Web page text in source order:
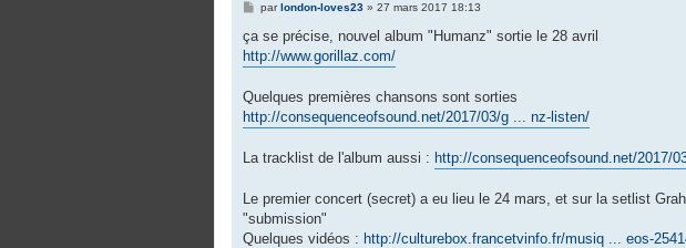
M
s
a
parlondon-loves23» 27 mars 2017 18:13
ça se précise, nouvel album "Humanz" sortie le 28 avril
http://www.gorillaz.com/
Quelques premières chansons sont sorties
http://consequenceofsound.net/2017/03/g ... nz-listen/
La tracklist de l'album aussi : http://consequenceofsound.net/2017/
Le premier concert (secret) a eu lieu le 24 mars, et sur la setlist
"submission"
Quelques vidéos : http://culturebox.francetvinfo.fr/musiq ... eos-